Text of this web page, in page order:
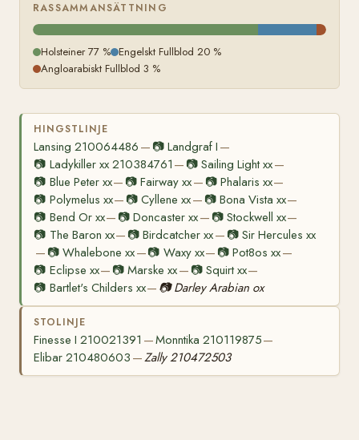
RASSAMMANSÄTTNING
Holsteiner 77 % Engelskt Fullblod 20 %
Angloarabiskt Fullblod 3 %
HINGSTLINJE
Lansing 210064486 — 📷Landgraf I —
📷 Ladykiller xx 210384761 — 📷Sailing Light xx—
📷 Blue Peter xx— 📷Fairway xx— 📷 Phalaris xx—
📷 Polymelus xx— 📷Cyllene xx— 📷 Bona Vista xx—
📷 Bend Or xx— 📷Doncaster xx— 📷 Stockwell xx—
📷 The Baron xx— 📷Birdcatcher xx— 📷 Sir Hercules xx
— 📷Whalebone xx—📷 Waxy xx— 📷Pot8os xx—
📷 Eclipse xx— 📷Marske xx— 📷 Squirt xx—
📷 Bartlet's Childers xx— 📷 Darley Arabian ox
STOLINJE
Finesse I 210021391 —Monntika 210119875—
Elibar 210480603 —Zally 210472503